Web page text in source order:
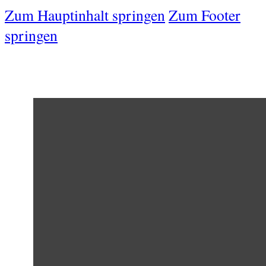
Zum Hauptinhalt springenZum Footer
springen